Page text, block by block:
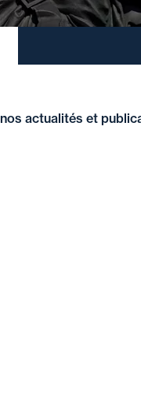
actualités et